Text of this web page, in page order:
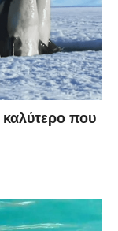
καλύτερο που